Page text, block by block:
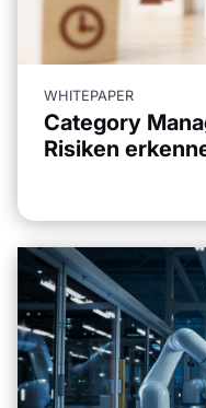
WHITEPAPER
Category
Risiken